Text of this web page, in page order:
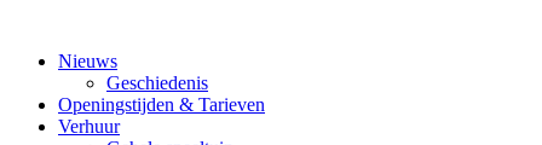
Nieuws
Geschiedenis
Openingstijden & Tarieven
Verhuur